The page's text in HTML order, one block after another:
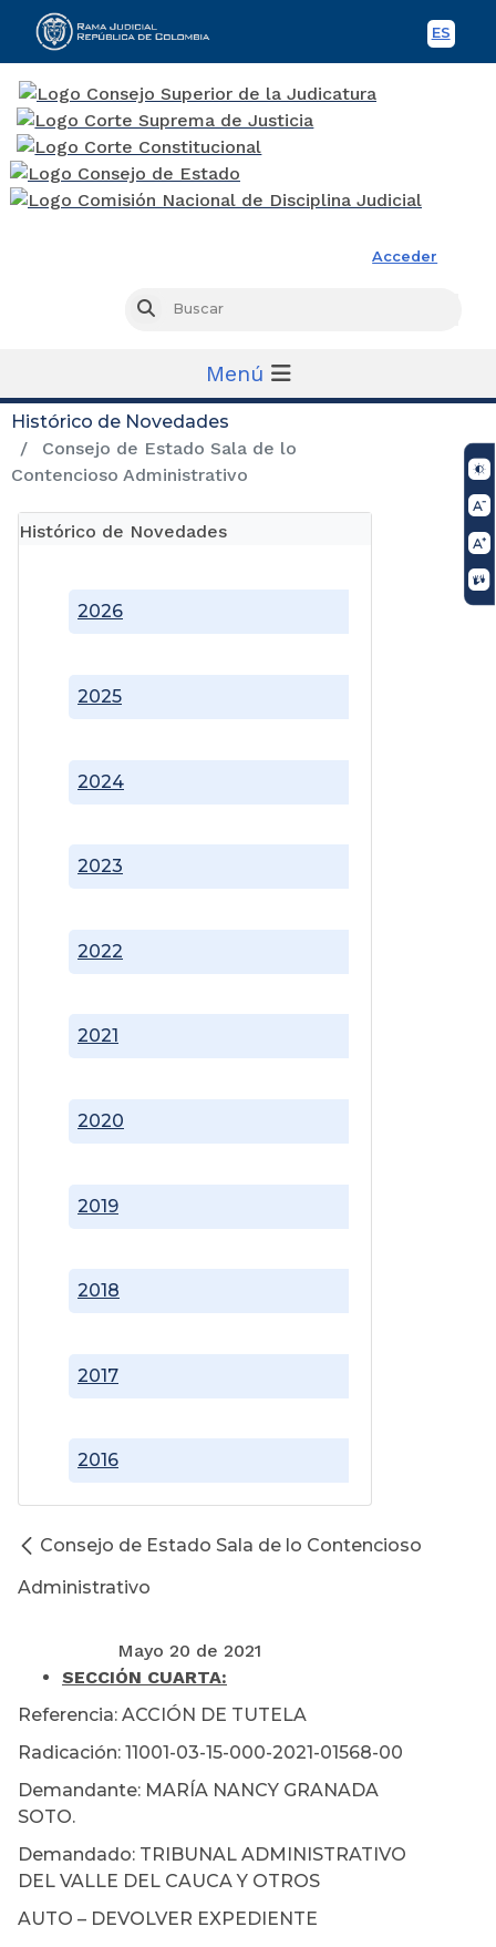
ES
Acceder
Buscar
Menú
Histórico de Novedades
Consejo de Estado Sala de lo
Contencioso Administrativo
Histórico de Novedades
2016
2017
2018
2019
2020
2021
2022
2023
2024
2025
2026
Consejo de Estado Sala de lo Contencioso
Administrativo
Mayo 20 de 2021
SECCIÓN CUARTA:
Referencia: ACCIÓN DE TUTELA
Radicación: 11001-03-15-000-2021-01568-00
Demandante: MARÍA NANCY GRANADA
SOTO.
Demandado: TRIBUNAL ADMINISTRATIVO
DEL VALLE DEL CAUCA Y OTROS
AUTO – DEVOLVER EXPEDIENTE